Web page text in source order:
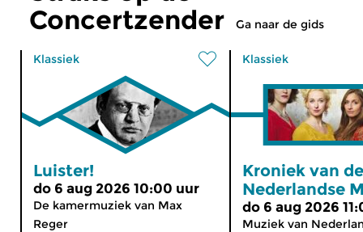
Concertzender
Ga naar de gids
Klassiek
Luister!
do 6 aug 2026 10:00 uur
De kamermuziek van Max
Reger
Klassiek
Kroniek van de
Nederlandse
do 6 aug 2026
Muziek van